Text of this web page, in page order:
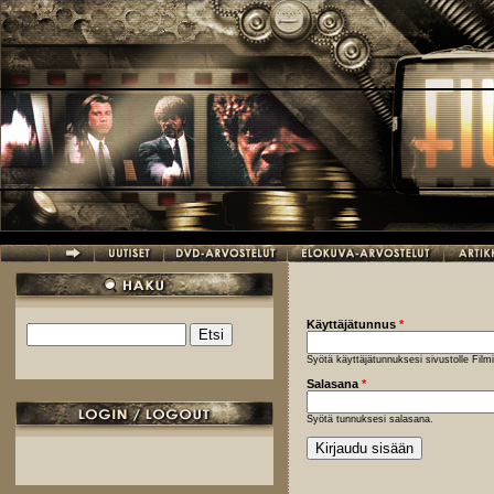
Hyppää pääsisältöön
Hakulomake
Käyttäjätunnus *
Syötä käyttäjätunnuksesi sivustolle
Salasana *
Syötä tunnuksesi salasana.